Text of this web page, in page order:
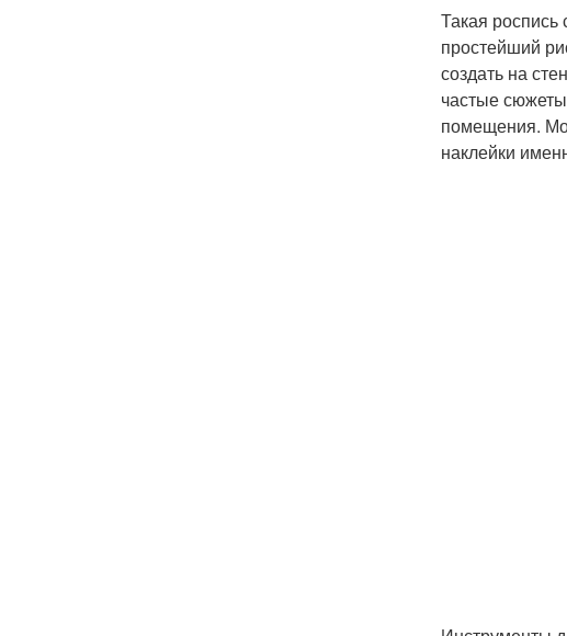
Такая роспись
простейший
создать на
частые
помещения.
наклейки